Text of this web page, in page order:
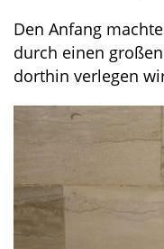
Den Anfang machte
durch einen
dorthin verlegen